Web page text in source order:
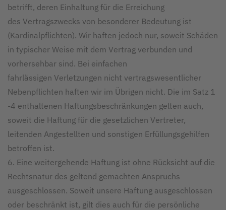
betrifft, deren Einhaltung für die Erreichung
des Vertragszwecks von besonderer Bedeutung ist
(Kardinalpflichten). Wir haften jedoch nur, soweit Schäden
in typischer Weise mit dem Vertrag verbunden und
vorhersehbar sind. Bei einfachen
fahrlässigen Verletzungen nicht vertragswesentlicher
Nebenpflichten haften wir im Übrigen nicht. Die im Satz 1
-4 enthaltenen Haftungsbeschränkungen gelten auch,
soweit die Haftung für die gesetzlichen Vertreter,
leitenden Angestellten und sonstigen Erfüllungsgehilfen
betroffen ist.
6. Eine weitergehende Haftung ist ohne Rücksicht auf die
Rechtsnatur des geltend gemachten Anspruchs
ausgeschlossen. Soweit unsere Haftung ausgeschlossen
oder beschränkt ist, gilt dies auch für die persönliche